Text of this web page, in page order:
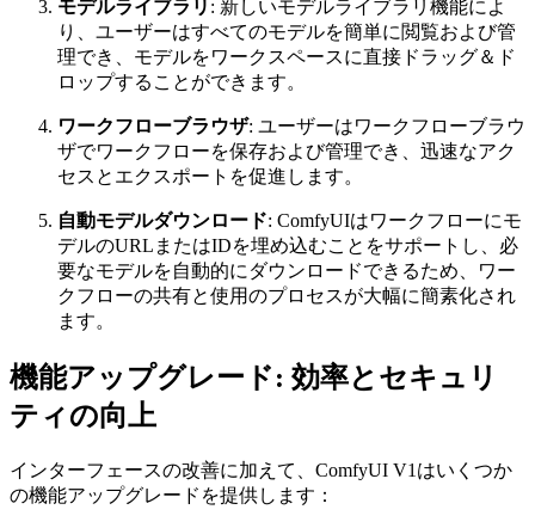
モデルライブラリ : 新しいモデルライブラリ機能によ
り、ユーザーはすべてのモデルを簡単に閲覧および管
理でき、モデルをワークスペースに直接ドラッグ＆ド
ロップすることができます。
ワークフローブラウザ: ユーザーはワークフローブラウ
ザでワークフローを保存および管理でき、迅速なアク
セスとエクスポートを促進します。
自動モデルダウンロード: ComfyUIはワークフローにモ
デルのURLまたはIDを埋め込むことをサポートし、必
要なモデルを自動的にダウンロードできるため、ワー
クフローの共有と使用のプロセスが大幅に簡素化され
ます。
機能アップグレード: 効率とセキュリ
ティの向上
インターフェースの改善に加えて、ComfyUI V1はいくつか
の機能アップグレードを提供します：